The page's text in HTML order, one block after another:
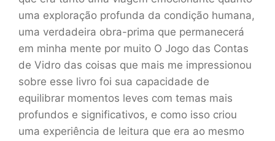
uma exploração profunda da condição humana,
uma verdadeira obra-prima que permanecerá
em minha mente por muito O Jogo das Contas
de Vidro das coisas que mais me impressionou
sobre esse livro foi sua capacidade de
equilibrar momentos leves com temas mais
profundos e significativos, e como isso criou
uma experiência de leitura que era ao mesmo